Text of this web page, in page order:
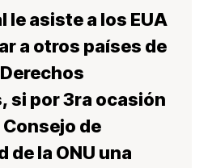
le asiste a los EUA
a otros países de
si por 3ra ocasión
de
de la ONU una